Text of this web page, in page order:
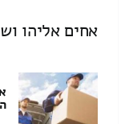
אחים אליהו